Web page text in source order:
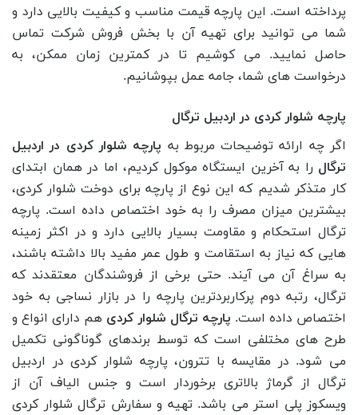
پرداخته است. این پارچه قیمت مناسب و کیفیت بالایی دارد و
شما می ‌توانید برای تهیه آن با بخش فروش شرکت تماس
حاصل نمایید. می کوشیم تا در کمترین زمان ممکن، به
درخواست های شما، جامه عمل بپوشانیم.
پارچه شلوار کردی در اردبیل ترگال
اگر چه ارائه توضیحات مربوط به پارچه شلوار کردی در اردبیل
ترگال را به آخرین ایستگاه موکول کردیم، اما در همان ابتدای
کار متذکر شدیم که این نوع از پارچه برای دوخت شلوار کردی،
بیشترین میزان مصرف را به خود اختصاص داده است. پارچه
ترگال استحکام و مقاومت بسیار بالایی دارد و در اکثر زمینه
هایی که نیاز به استقامت و طول عمر مفید بالا داشته باشند،
به سراغ آن می آیند. حتی برخی از فروشندگان معتقدند که
ترگال، رتبه دوم پرکاربردترین پارچه را در بازار نساجی به خود
اختصاص داده است. پارچه ترگال شلوار کردی هم دارای انواع و
طرح های مختلفی است که توسط برندهای گوناگونی تکمیل
می شود. در مقایسه با تترون، پارچه شلوار کردی در اردبیل
ترگال از گرماژ بالاتری برخوردار است و جنس الیاف آن از
ویسکوز پلی استر می باشد. تهیه و سفارش ترگال شلوار کردی